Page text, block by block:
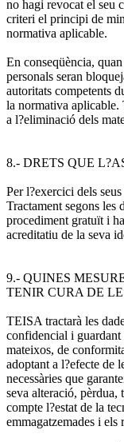
no hagi revocat el seu
criteri el principi de
normativa aplicable.
En conseqüència,
personals seran
autoritats competents
la normativa aplicable.
a l?eliminació dels
8.- DRETS QUE
Per l?exercici dels
Tractament segons les
procediment gratuït i
acreditatiu de la seva
9.- QUINES
TENIR CURA DE
TEISA tractarà les
confidencial i guardant
mateixos, de
adoptant a l?efecte de
necessàries que
seva alteració, pèrdua,
compte l?estat de la
emmagatzemades i els